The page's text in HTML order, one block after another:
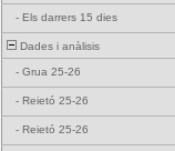
- Els darrers 15 dies
Dades i anàlisis
- Grua 25-26
- Reietó 25-26
- Reietó 25-26